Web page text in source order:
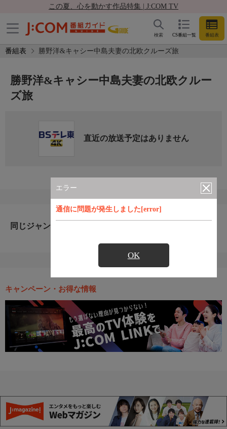
この夏、心を動かす作品特集 | J:COM TV
CS番組一覧 番組表
検索
番組表 勝野洋&キャシー中島夫妻の北欧クルーズ旅
エラー
通信に問題が発生しました[error]
OK
勝野洋&キャシー中島夫妻の北欧クルー
ズ旅
直近の放送予定はありません
同じジャンルのおすすめ番組
キャンペーン・お得な情報